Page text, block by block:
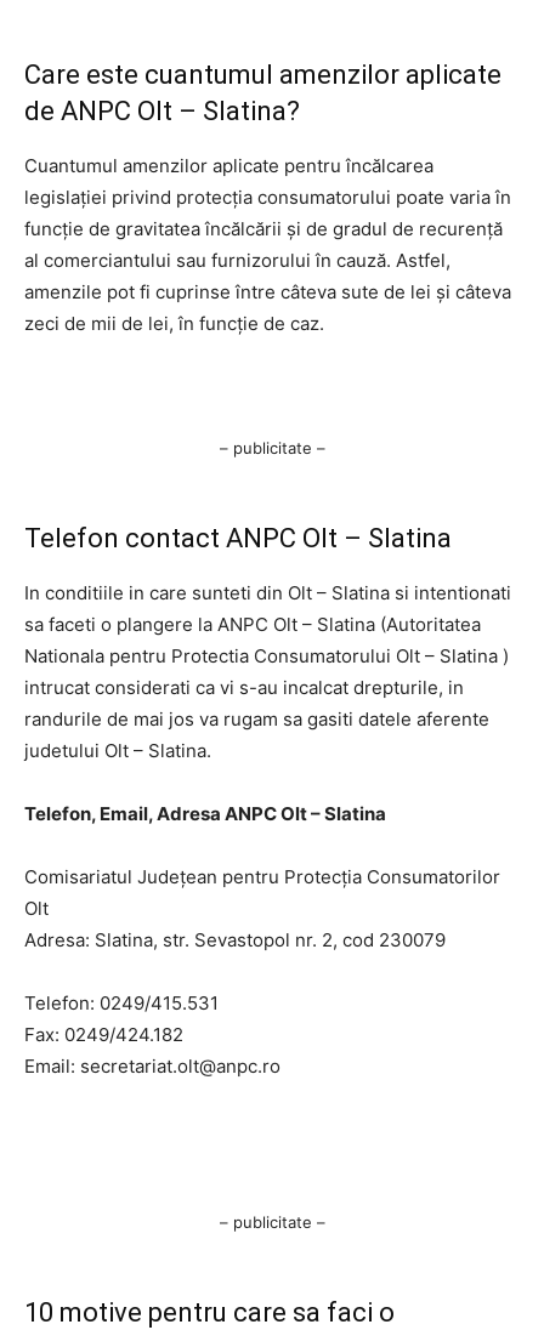
Care este cuantumul amenzilor aplicate
de ANPC Olt – Slatina?
Cuantumul amenzilor aplicate pentru încălcarea
legislației privind protecția consumatorului poate varia în
funcție de gravitatea încălcării și de gradul de recurență
al comerciantului sau furnizorului în cauză. Astfel,
amenzile pot fi cuprinse între câteva sute de lei și câteva
zeci de mii de lei, în funcție de caz.
– publicitate –
Telefon contact ANPC Olt – Slatina
In conditiile in care sunteti din Olt – Slatina si intentionati
sa faceti o plangere la ANPC Olt – Slatina (Autoritatea
Nationala pentru Protectia Consumatorului Olt – Slatina )
intrucat considerati ca vi s-au incalcat drepturile, in
randurile de mai jos va rugam sa gasiti datele aferente
judetului Olt – Slatina.
Telefon, Email, Adresa ANPC Olt – Slatina
Comisariatul Judeţean pentru Protecţia Consumatorilor
Olt
Adresa: Slatina, str. Sevastopol nr. 2, cod 230079
Telefon: 0249/415.531
Fax: 0249/424.182
Email: secretariat.olt@anpc.ro
– publicitate –
10 motive pentru care sa faci o